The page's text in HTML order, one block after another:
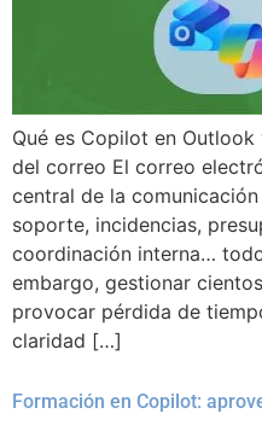
Qué es Copilot en
del correo El correo
central de la
soporte, incidencias,
coordinación interna…
embargo, gestionar
provocar pérdida de
claridad […]
Formación en Copilot: